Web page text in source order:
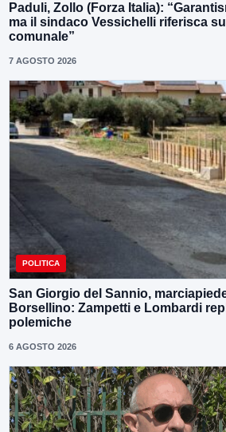
Paduli, Zollo (Forza Italia):
ma il sindaco Vessichelli riferisca
comunale”
7 AGOSTO 2026
POLITICA
San Giorgio del Sannio,
Borsellino: Zampetti e Lombardi
polemiche
6 AGOSTO 2026